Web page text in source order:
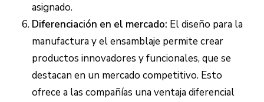
asignado.
Diferenciación en el mercado: El diseño para la
manufactura y el ensamblaje permite crear
productos innovadores y funcionales, que se
destacan en un mercado competitivo. Esto
ofrece a las compañías una ventaja diferencial